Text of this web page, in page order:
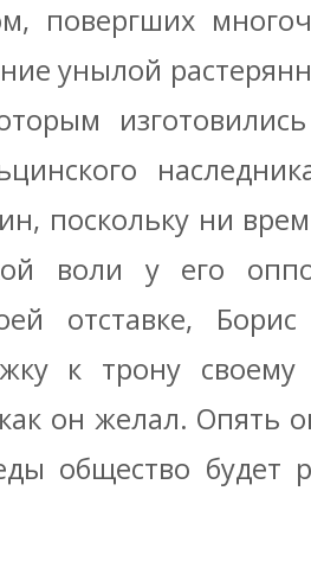
повергших
унылой
поскольку ни
воли у его
отставке,
к трону
он желал. Опять
общество будет